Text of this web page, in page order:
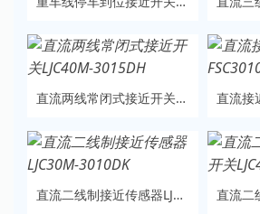
直流两线常闭式接近开关LJC40M-3015DH
直流二线制接近传感器LJC30M-3010DK